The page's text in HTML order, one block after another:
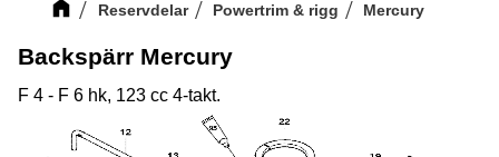
Reservdelar Powertrim & rigg Mercury
Backspärr Mercury
F 4 - F 6 hk, 123 cc 4-takt.